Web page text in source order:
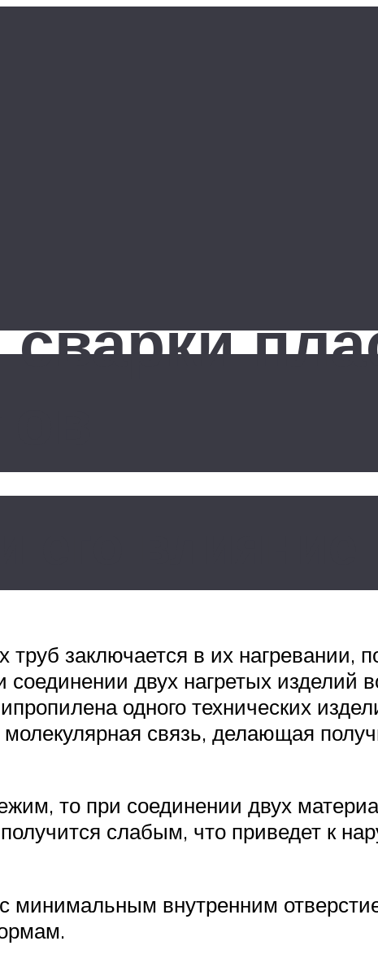
сварки
влияние
заключается в их нагревании,
соединении двух нагретых изделий
одного технических
молекулярная связь, делающая
то при соединении двух
слабым, что приведет к
минимальным внутренним